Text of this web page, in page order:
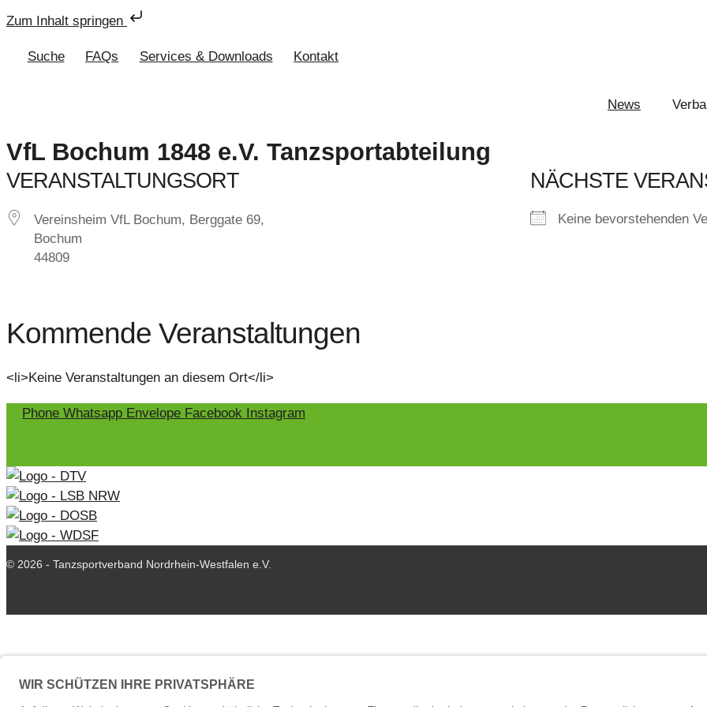
Zum Inhalt springen
Suche FAQs Services & Downloads Kontakt
News
VfL Bochum 1848 e.V. Tanzsportabteilung
VERANSTALTUNGSORT
Vereinsheim VfL Bochum, Berggate 69,
Bochum
44809
NÄCHSTE
Keine bevorstehenden
Kommende Veranstaltungen
<li>Keine Veranstaltungen an diesem Ort</li>
Phone Whatsapp Envelope Facebook Instagram
© 2026 - Tanzsportverband Nordrhein-Westfalen e.V.